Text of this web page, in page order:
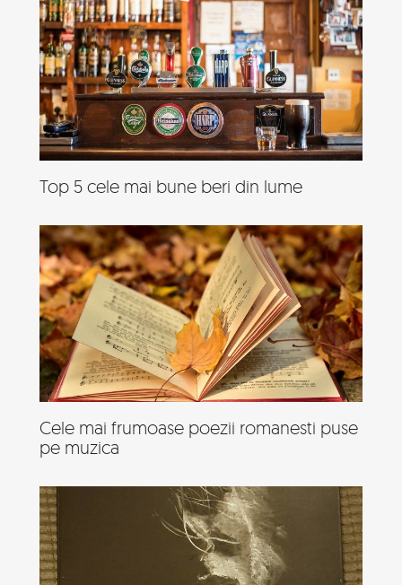
Top 5 cele mai bune beri din lume
Cele mai frumoase poezii romanesti puse
pe muzica